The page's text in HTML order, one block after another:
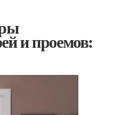
и проемов: